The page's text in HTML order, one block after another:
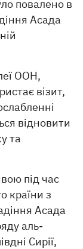
повалено в
Асада
ООН,
візит,
відновити
та
під час
країни з
Асада
аль-
Сирії,